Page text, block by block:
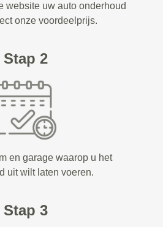
website uw auto onderhoud
onze voordeelprijs.
Stap 2
en garage waarop u het
uit wilt laten voeren.
Stap 3